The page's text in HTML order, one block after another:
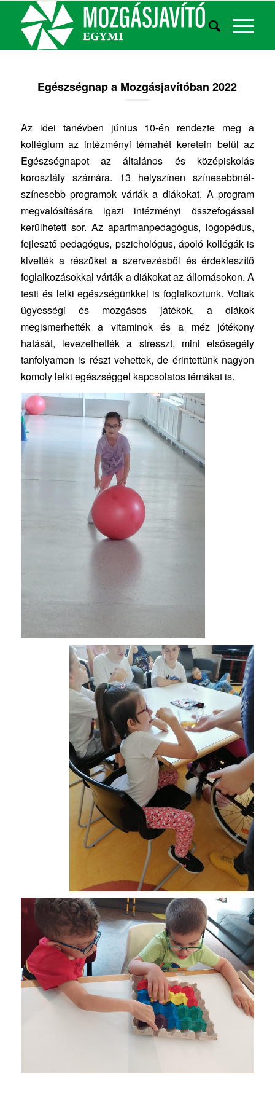
Egészségnap a Mozgásjavítóban 2022
Az idei tanévben június 10-én rendezte meg a
kollégium az intézményi témahét keretein belül az
Egészségnapot az általános és középiskolás
korosztály számára. 13 helyszínen színesebbnél-
színesebb programok várták a diákokat. A program
megvalósítására igazi intézményi összefogással
kerülhetett sor. Az apartmanpedagógus, logopédus,
fejlesztő pedagógus, pszichológus, ápoló kollégák is
kivették a részüket a szervezésből és érdekfeszítő
foglalkozásokkal várták a diákokat az állomásokon. A
testi és lelki egészségünkkel is foglalkoztunk. Voltak
ügyességi és mozgásos játékok, a diákok
megismerhették a vitaminok és a méz jótékony
hatását, levezethették a stresszt, mini elsősegély
tanfolyamon is részt vehettek, de érintettünk nagyon
komoly lelki egészséggel kapcsolatos témákat is.